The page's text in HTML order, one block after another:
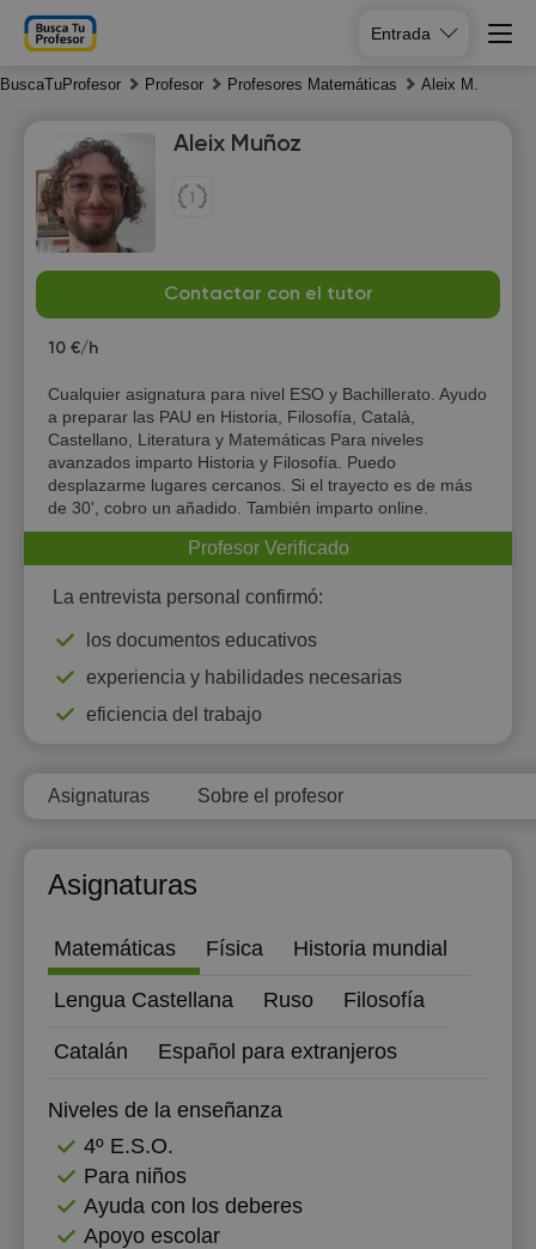
Entrada
BuscaTuProfesor Profesor Profesores Matemáticas Aleix M.
Aleix Muñoz
Contactar con el tutor
10 €/h
Cualquier asignatura para nivel ESO y Bachillerato. Ayudo
a preparar las PAU en Historia, Filosofía, Català,
Castellano, Literatura y Matemáticas Para niveles
avanzados imparto Historia y Filosofía. Puedo
desplazarme lugares cercanos. Si el trayecto es de más
de 30', cobro un añadido. También imparto online.
Profesor Verificado
La entrevista personal confirmó:
los documentos educativos
experiencia y habilidades necesarias
eficiencia del trabajo
Asignaturas Sobre el profesor
Asignaturas
Matemáticas Física Historia mundial
Lengua Castellana Ruso Filosofía
Catalán Español para extranjeros
Niveles de la enseñanza
4º E.S.O.
Para niños
Ayuda con los deberes
Apoyo escolar
7
Sa
8
Su
9
10
16:30
17:00
17:30
18:30
20:00
21:00
11:00
11:30
12:00
13:00
14:30
15:30
16:30
17:30
18:30
19:00
20:00
10:00
10:30
11:00
11:30
12:00
14:30
17:30